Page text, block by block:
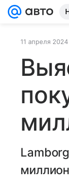
11 апреля 2024